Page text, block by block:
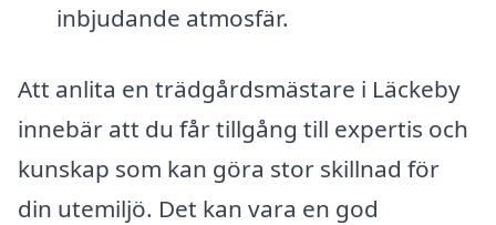
inbjudande atmosfär.
Att anlita en trädgårdsmästare i Läckeby
innebär att du får tillgång till expertis och
kunskap som kan göra stor skillnad för
din utemiljö. Det kan vara en god